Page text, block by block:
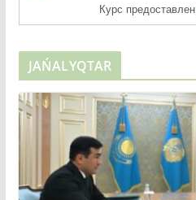
Курс предоставлен
JAŃALYQTAR